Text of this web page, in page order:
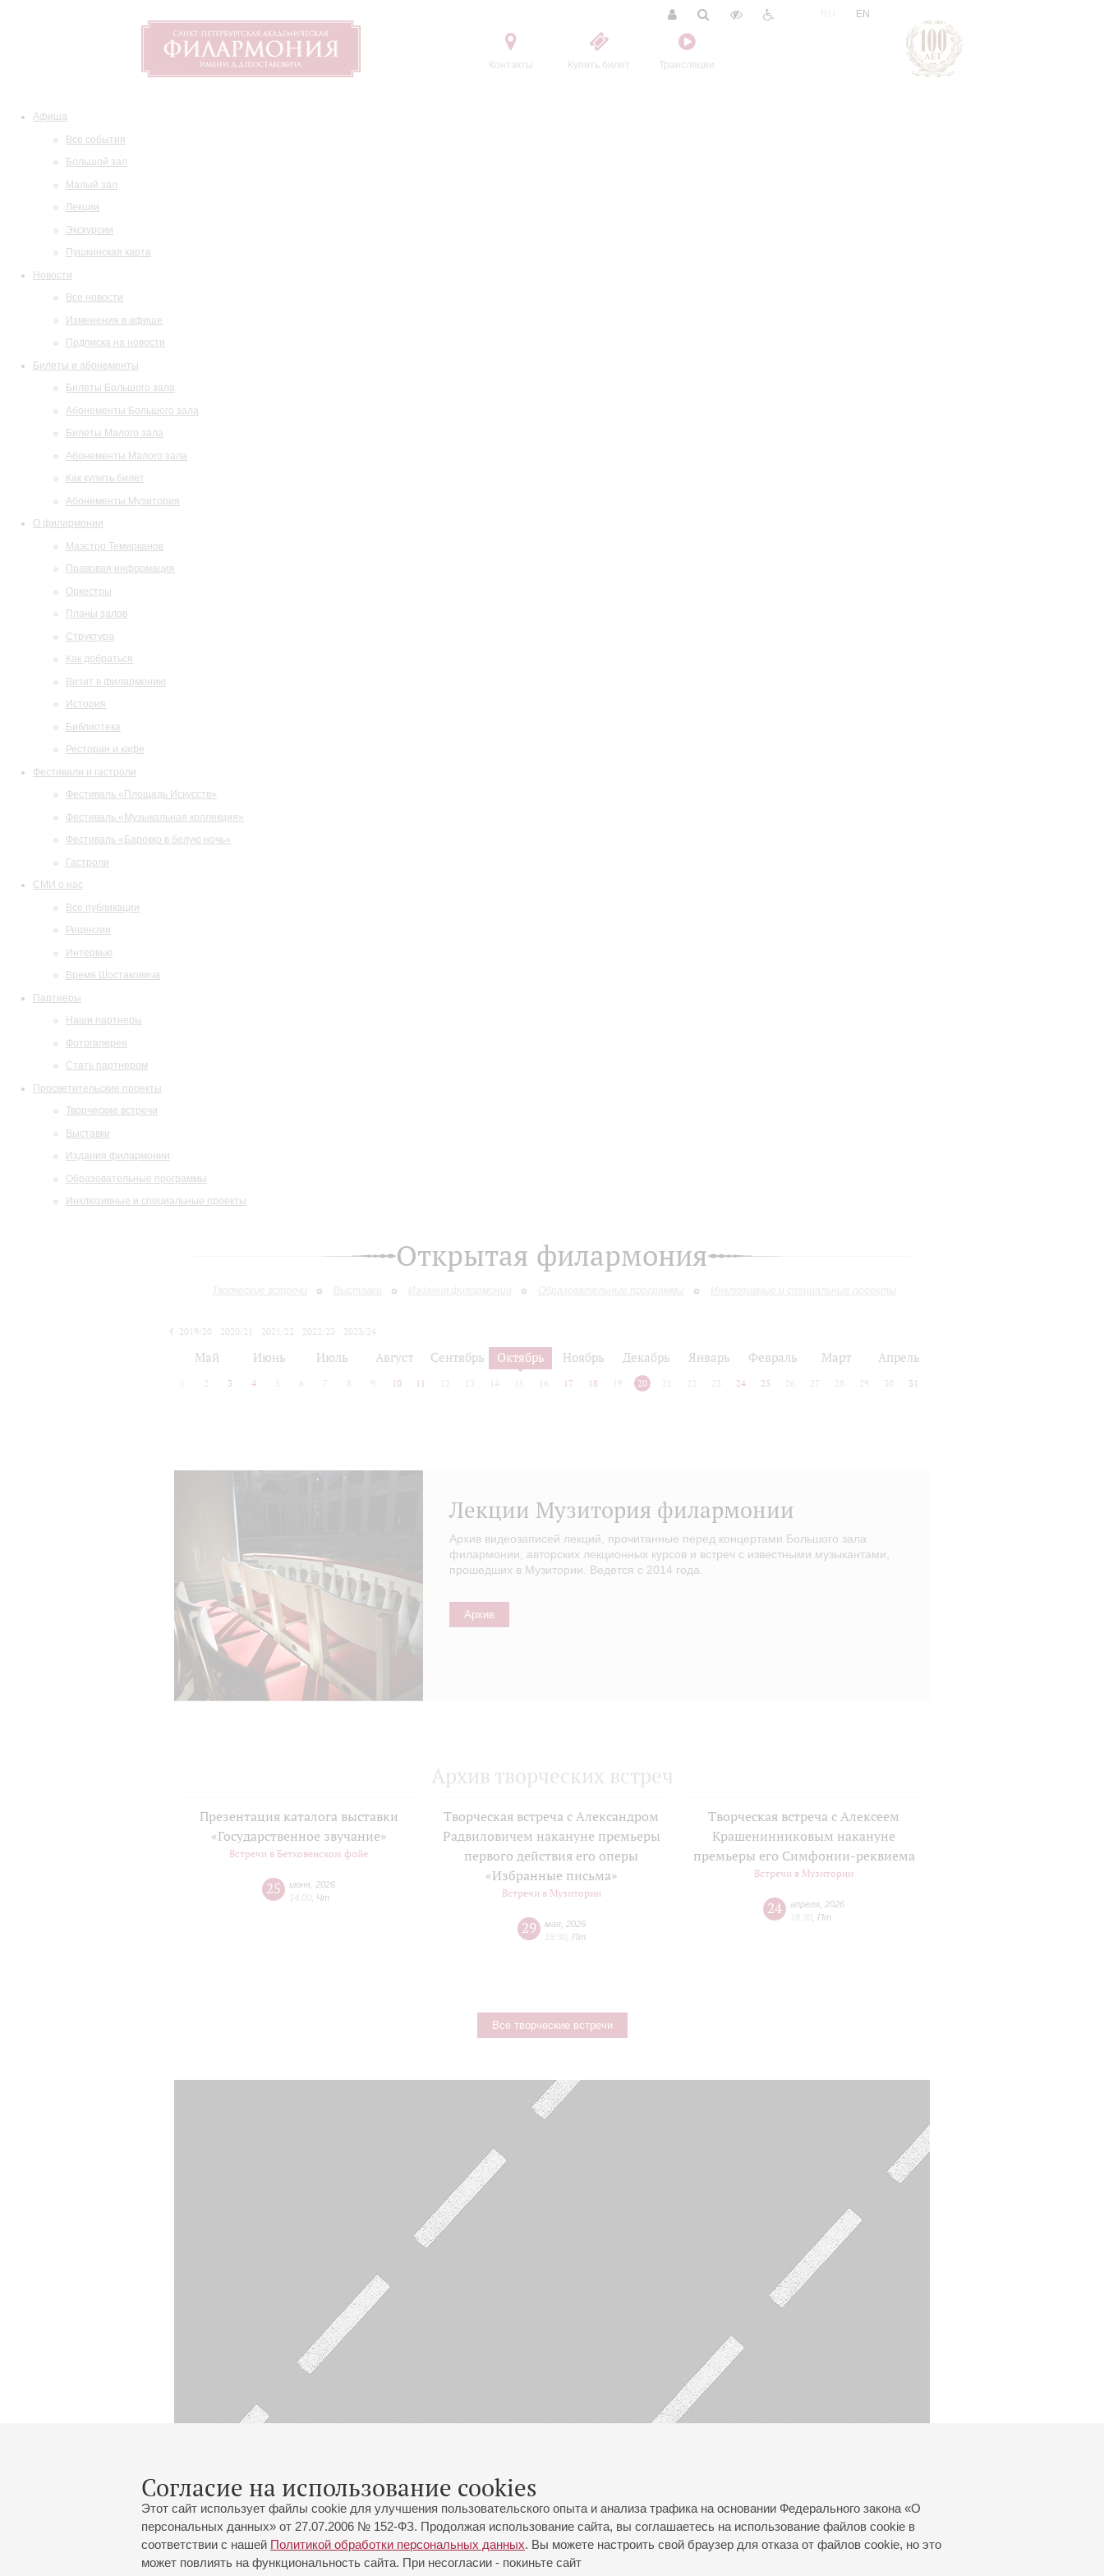
Контакты Купить билет Трансляции
EN
Афиша
Все события
Большой зал
Малый зал
Лекции
Экскурсии
Пушкинская карта
Новости
Все новости
Изменения в афише
Подписка на новости
Билеты и абонементы
Билеты Большого зала
Абонементы Большого зала
Билеты Малого зала
Абонементы Малого зала
Как купить билет
Абонементы Музитория
О филармонии
Маэстро Темирканов
Правовая информация
Оркестры
Планы залов
Структура
Как добраться
Визит в филармонию
История
Библиотека
Ресторан и кафе
Фестивали и гастроли
Фестиваль «Площадь Искусств»
Фестиваль «Музыкальная коллекция»
Фестиваль «Барокко в белую ночь»
Гастроли
СМИ о нас
Все публикации
Рецензии
Интервью
Время Шостаковича
Партнеры
Наши партнеры
Фотогалерея
Стать партнером
Просветительские проекты
Творческие встречи
Выставки
Издания филармонии
Образовательные программы
Инклюзивные и специальные проекты
Открытая филармония
Творческие встречи Выставки Издания филармонии Образовательные программы Инклюзивные и специальные проекты
Согласие на использование cookies
Этот сайт использует файлы cookie для улучшения пользовательского опыта и анализа трафика на основании Федерального закона «О
персональных данных» от 27.07.2006 № 152-ФЗ. Продолжая использование сайта, вы соглашаетесь на использование файлов cookie в
соответствии с нашей Политикой обработки персональных данных. Вы можете настроить свой браузер для отказа от файлов cookie, но это
может повлиять на функциональность сайта. При несогласии - покиньте сайт
2019/20 2020/21 2021/22 2022/23
2023/24
Май Июнь Июль Август Сентябрь Октябрь Ноябрь Декабрь Январь Февраль Март Апрель
2 3 4 5 6 7 8 9 10 11 12 13 14 15 16 17 18 19 20 21 22 23 24 25 26 27 28 29 30 31
Лекции Музитория филармонии
Архив видеозаписей лекций, прочитанные перед концертами Большого зала
филармонии, авторских лекционных курсов и встреч с известными музыкантами,
прошедших в Музитории. Ведется с 2014 года.
Архив
Архив творческих встреч
Презентация каталога выставки
«Государственное звучание»
Встречи в Бетховенском фойе
25 июня 2026
14:00 Чт
Творческая встреча с Александром
Радвиловичем накануне премьеры
первого действия его оперы
«Избранные письма»
Встречи в Музитории
29 мая, 2026
18:30, Пт
Творческая встреча с Алексеем
Крашенинниковым накануне
премьеры его Симфонии-реквиема
Встречи в Музитории
24 апреля 2026
18:30 Пт
Все творческие встречи
Большой зал:
191186, Санкт-Петербург, Михайловская ул., 2
Часы работы кассы Большого зала: с 11:00 до 20:30